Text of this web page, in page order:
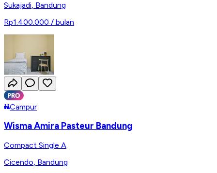
Sukajadi Bandung
Rp1.400.000 / bulan
Campur
Wisma Amira Pasteur Bandung
Compact Single A
Cicendo, Bandung